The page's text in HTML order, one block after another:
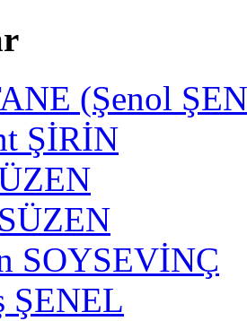
(Şenol
ŞİRİN
SOYSEVİNÇ
ŞENEL